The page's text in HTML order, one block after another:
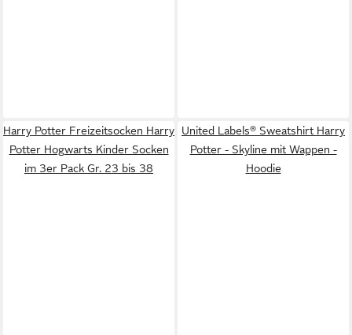
Harry Potter Freizeitsocken Harry
Potter Hogwarts Kinder Socken
im 3er Pack Gr. 23 bis 38
United Labels® Sweatshirt Harry
Potter - Skyline mit Wappen -
Hoodie